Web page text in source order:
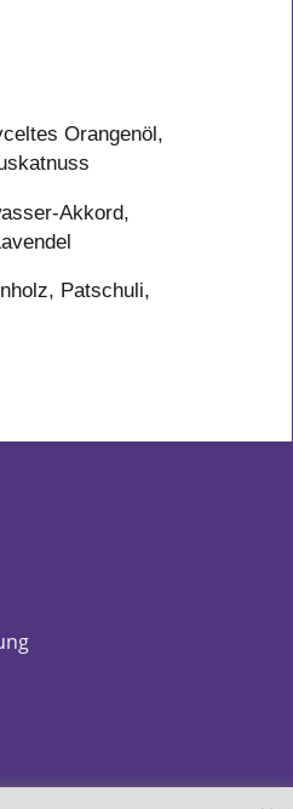
Orangenöl,
Akkord,
Patschuli,